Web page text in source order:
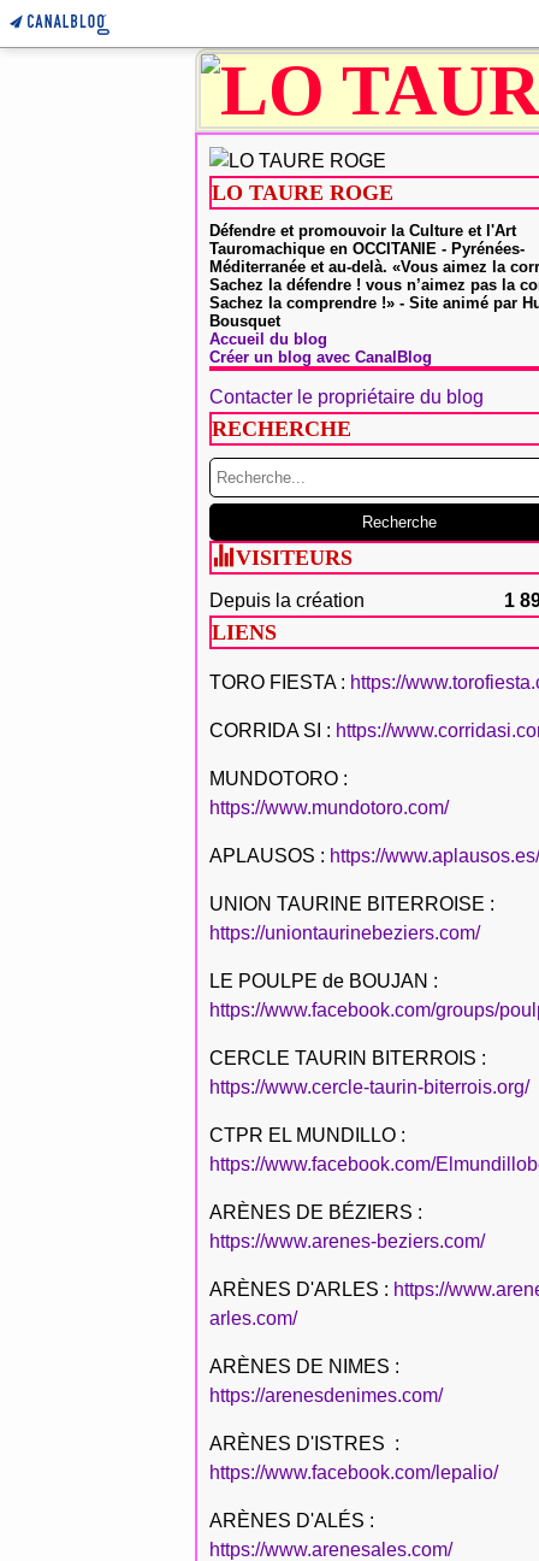
LO TAURE ROGE
Défendre et promouvoir la Culture et l'Art
Tauromachique en OCCITANIE - Pyrénées-
Méditerranée et au-delà. «Vous aimez la
Sachez la défendre ! vous n’aimez pas la
Sachez la comprendre !» - Site animé par
Bousquet
Accueil du blog
Créer un blog avec CanalBlog
Contacter le propriétaire du blog
RECHERCHE
VISITEURS
Depuis la création 1
LIENS
TORO FIESTA : https://
CORRIDA SI : https://
MUNDOTORO :
https://www.mundotoro.com/
APLAUSOS : https://www.aplausos.es/
UNION TAURINE BITERROISE :
https://uniontaurinebeziers.com/
LE POULPE de BOUJAN :
https://www.facebook.com/groups/
CERCLE TAURIN BITERROIS :
https://www.cercle-taurin-biterrois.org/
CTPR EL MUNDILLO :
https://www.facebook.com/
ARÈNES DE BÉZIERS :
https://www.arenes-beziers.com/
ARÈNES D'ARLES : https://
arles.com/
ARÈNES DE NIMES :
https://arenesdenimes.com/
ARÈNES D'ISTRES :
https://www.facebook.com/lepalio/
ARÈNES D'ALÉS :
https://www.arenesales.com/